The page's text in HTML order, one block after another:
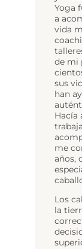
Yoga
a
vida
de mi
sus
han
Hacía
me
años,
Los
la